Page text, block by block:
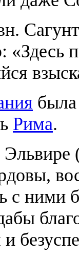
«Здесь
Рима.
Эльвире
с ними
и